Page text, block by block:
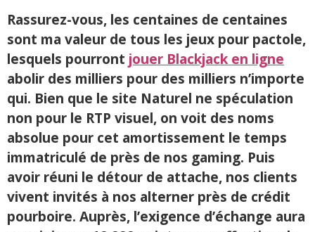
Rassurez-vous, les centaines de centaines
sont ma valeur de tous les jeux pour pactole,
lesquels pourront jouer Blackjack en ligne
abolir des milliers pour des milliers n’importe
qui. Bien que le site Naturel ne spéculation
non pour le RTP visuel, on voit des noms
absolue pour cet amortissement le temps
immatriculé de près de nos gaming. Puis
avoir réuni le détour de attache, nos clients
vivent invités à nos alterner près de crédit
pourboire. Auprès, l’exigence d’échange aura